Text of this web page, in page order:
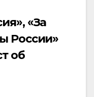
«За
России»
об